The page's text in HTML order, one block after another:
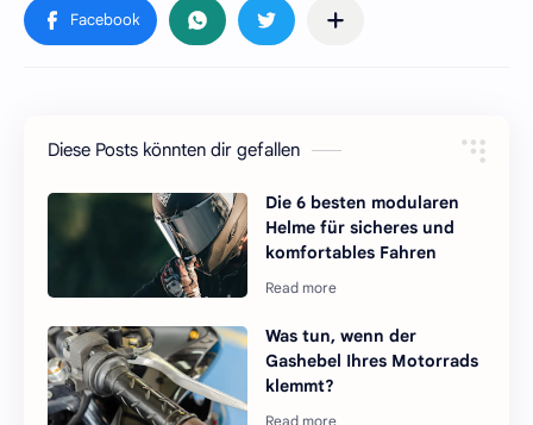
Diese Posts könnten dir gefallen
Die 6 besten modularen
Helme für sicheres und
komfortables Fahren
Was tun, wenn der
Gashebel Ihres Motorrads
klemmt?